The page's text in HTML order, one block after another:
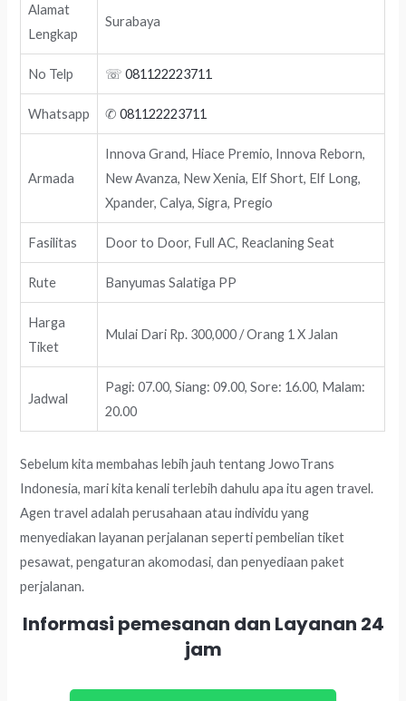
Alamat
Lengkap
Surabaya
No Telp ☏081122223711
Whatsapp ✆081122223711
Armada
Innova Grand, Hiace Premio, Innova Reborn,
New Avanza, New Xenia, Elf Short, Elf Long,
Xpander, Calya, Sigra, Pregio
Fasilitas Door to Door, Full AC, Reaclaning Seat
Rute Banyumas Salatiga PP
Harga
Tiket
Mulai Dari Rp. 300,000 / Orang 1 X Jalan
Jadwal
Pagi: 07.00, Siang: 09.00, Sore: 16.00, Malam:
20.00
Sebelum kita membahas lebih jauh tentang JowoTrans
Indonesia, mari kita kenali terlebih dahulu apa itu agen travel.
Agen travel adalah perusahaan atau individu yang
menyediakan layanan perjalanan seperti pembelian tiket
pesawat, pengaturan akomodasi, dan penyediaan paket
perjalanan.
Informasi pemesanan dan Layanan 24
jam